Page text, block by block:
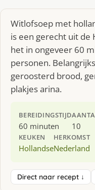
Witlofsoep met
is een gerecht uit de
het in ongeveer 60
personen.
geroosterd brood,
plakjes arina.
BEREIDINGSTIJD
60 minuten 10
KEUKEN
Hollandse
HERKOMST
Nederland
Direct naar recept ↓